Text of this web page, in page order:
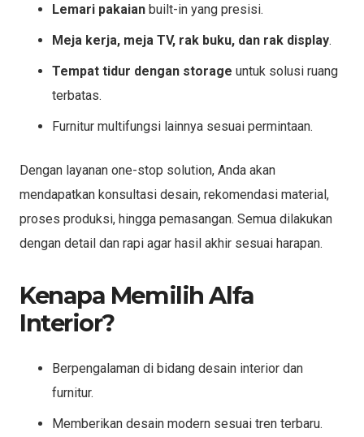
Lemari pakaian built-in yang presisi.
Meja kerja, meja TV, rak buku, dan rak display.
Tempat tidur dengan storage untuk solusi ruang
terbatas.
Furnitur multifungsi lainnya sesuai permintaan.
Dengan layanan one-stop solution, Anda akan
mendapatkan konsultasi desain, rekomendasi material,
proses produksi, hingga pemasangan. Semua dilakukan
dengan detail dan rapi agar hasil akhir sesuai harapan.
Kenapa Memilih Alfa
Interior?
Berpengalaman di bidang desain interior dan
furnitur.
Memberikan desain modern sesuai tren terbaru.